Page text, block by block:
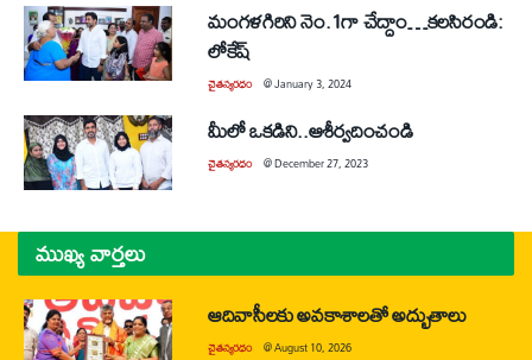
మంగళగిరిని నెం.1గా చేద్దాం…కలసిరండి:
లోకేష్‌
చైతన్యరధం @January 3, 2024
మీలో ఒకడిని..ఆశీర్వదించండి
చైతన్యరధం @December 27, 2023
ముఖ్య వార్తలు
ఆదివాసీలకు అవకాశాలతో అద్భుతాలు
చైతన్యరధం @August 10, 2026